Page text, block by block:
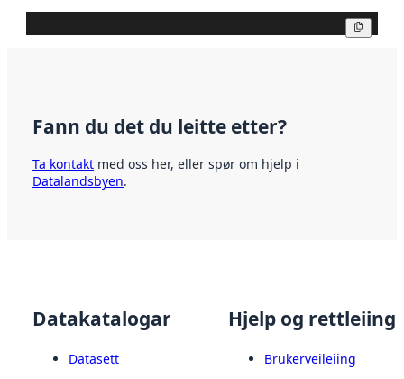
Fann du det du leitte etter?
Ta kontakt med oss her, eller spør om hjelp i
Datalandsbyen.
Datakatalogar
Datasett
Hjelp og rettleiing
Brukerveileiing